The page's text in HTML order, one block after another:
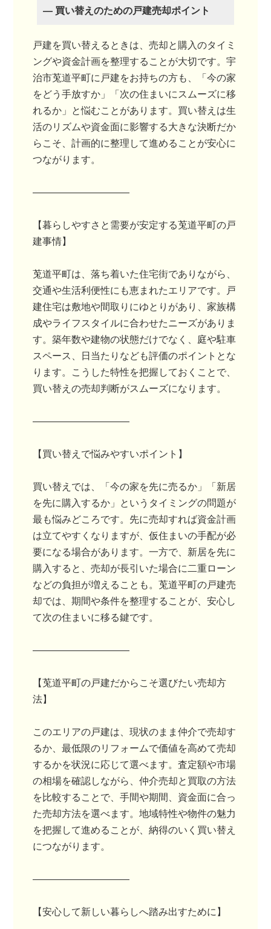
― 買い替えのための戸建売却ポイント
戸建を買い替えるときは、売却と購入のタイミ
ングや資金計画を整理することが大切です。宇
治市莵道平町に戸建をお持ちの方も、「今の家
をどう手放すか」「次の住まいにスムーズに移
れるか」と悩むことがあります。買い替えは生
活のリズムや資金面に影響する大きな決断だか
らこそ、計画的に整理して進めることが安心に
つながります。
――――――――――
【暮らしやすさと需要が安定する莵道平町の戸
建事情】
莵道平町は、落ち着いた住宅街でありながら、
交通や生活利便性にも恵まれたエリアです。戸
建住宅は敷地や間取りにゆとりがあり、家族構
成やライフスタイルに合わせたニーズがありま
す。築年数や建物の状態だけでなく、庭や駐車
スペース、日当たりなども評価のポイントとな
ります。こうした特性を把握しておくことで、
買い替えの売却判断がスムーズになります。
――――――――――
【買い替えで悩みやすいポイント】
買い替えでは、「今の家を先に売るか」「新居
を先に購入するか」というタイミングの問題が
最も悩みどころです。先に売却すれば資金計画
は立てやすくなりますが、仮住まいの手配が必
要になる場合があります。一方で、新居を先に
購入すると、売却が長引いた場合に二重ローン
などの負担が増えることも。莵道平町の戸建売
却では、期間や条件を整理することが、安心し
て次の住まいに移る鍵です。
――――――――――
【莵道平町の戸建だからこそ選びたい売却方
法】
このエリアの戸建は、現状のまま仲介で売却す
るか、最低限のリフォームで価値を高めて売却
するかを状況に応じて選べます。査定額や市場
の相場を確認しながら、仲介売却と買取の方法
を比較することで、手間や期間、資金面に合っ
た売却方法を選べます。地域特性や物件の魅力
を把握して進めることが、納得のいく買い替え
につながります。
――――――――――
【安心して新しい暮らしへ踏み出すために】